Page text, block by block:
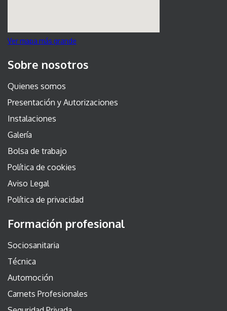
Ver mapa más grande
Sobre nosotros
Quienes somos
Presentación y Autorizaciones
Instalaciones
Galería
Bolsa de trabajo
Política de cookies
Aviso Legal
Política de privacidad
Formación profesional
Sociosanitaria
Técnica
Automoción
Carnets Profesionales